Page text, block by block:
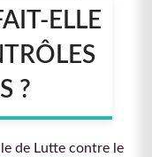
ELLE
?
de Lutte contre le